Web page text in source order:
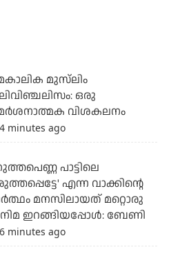
മുസ്‌ലിം
ഒരു
വിശകലനം
4 minutes ago
പാട്ടിലെ
എന്ന വാക്കിന്റെ
മനസിലായത് മറ്റൊരു
ഇറങ്ങിയപ്പോൾ: ബേണി
6 minutes ago